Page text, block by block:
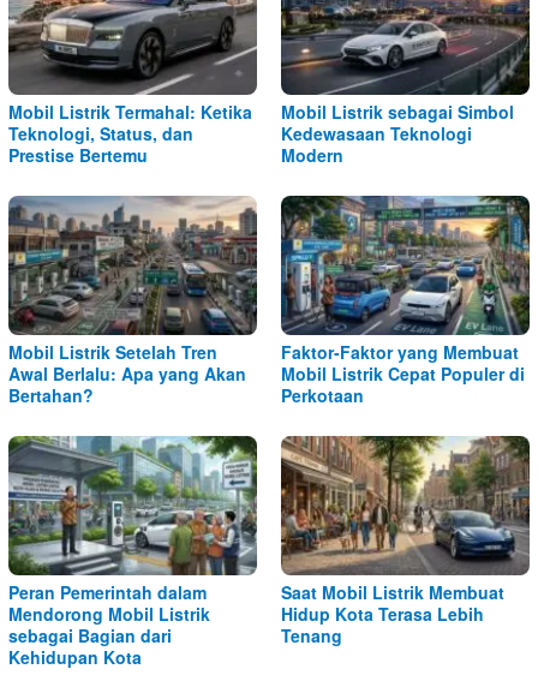
Mobil Listrik Termahal: Ketika
Teknologi, Status, dan
Prestise Bertemu
Mobil Listrik sebagai Simbol
Kedewasaan Teknologi
Modern
Mobil Listrik Setelah Tren
Awal Berlalu: Apa yang Akan
Bertahan?
Faktor-Faktor yang Membuat
Mobil Listrik Cepat Populer di
Perkotaan
Peran Pemerintah dalam
Mendorong Mobil Listrik
sebagai Bagian dari
Kehidupan Kota
Saat Mobil Listrik Membuat
Hidup Kota Terasa Lebih
Tenang